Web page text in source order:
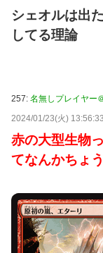
シェオルは出
してる理論
257: 名無しプレイヤー
2024/01/23(火)
赤の大型生物
てなんかちょ